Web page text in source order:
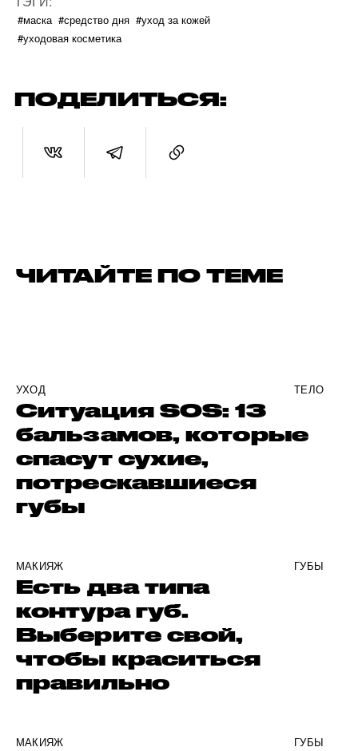
#маска #средство дня #уход за кожей
#уходовая косметика
ПОДЕЛИТЬСЯ:
ЧИТАЙТЕ ПО ТЕМЕ
УХОД ТЕЛО
Ситуация SOS: 13
бальзамов, которые
спасут сухие,
потрескавшиеся
губы
МАКИЯЖ ГУБЫ
Есть два типа
контура губ.
Выберите свой,
чтобы краситься
правильно
МАКИЯЖ ГУБЫ